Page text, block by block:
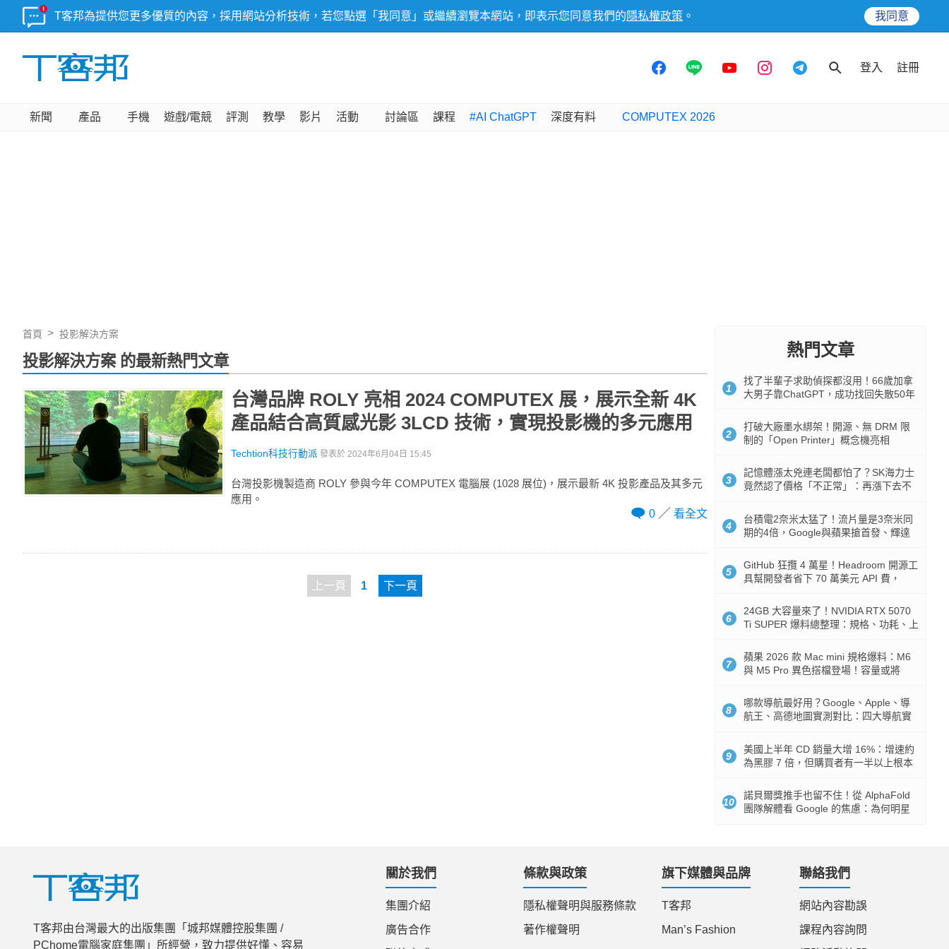
T客邦為提供您更多優質的內容，採用網站分析技術，若您點選「我同意」或繼續瀏覽本網站，即表示您同意我們的 隱私權政策 。 我同意
登入 註冊
新聞 產品 手機 遊戲/電競 評測 教學 影片 活動 討論區 課程 #AI ChatGPT 深度有料 COMPUTEX 2026
首頁 投影解決方案
投影解決方案 的最新熱門文章
台灣品牌 ROLY 亮相 2024 COMPUTEX 展，展示全新 4K
產品結合高質感光影 3LCD 技術，實現投影機的多元應用
Techtion科技行動派 發表於 2024年6月04日 15:45
台灣投影機製造商 ROLY 參與今年 COMPUTEX 電腦展 (1028 展位)，展示最新 4K 投影產品及其多元
應用。
0
看全文
上一頁 1 下一頁
熱門文章
1
找了半輩子求助偵探都沒用！66歲加拿
大男子靠ChatGPT，成功找回失散50年
2
打破大廠墨水綁架！開源、無 DRM 限
制的「Open Printer」概念機亮相
3
記憶體漲太兇連老闆都怕了？SK海力士
竟然認了價格「不正常」：再漲下去不
4
台積電2奈米太猛了！流片量是3奈米同
期的4倍，Google與蘋果搶首發、輝達
5
GitHub 狂攬 4 萬星！Headroom 開源工
具幫開發者省下 70 萬美元 API 費，
6
24GB 大容量來了！NVIDIA RTX 5070
Ti SUPER 爆料總整理：規格、功耗、上
7
蘋果 2026 款 Mac mini 規格爆料：M6
與 M5 Pro 異色搭檔登場！容量或將
8
哪款導航最好用？Google、Apple、導
航王、高德地圖實測對比：四大導航實
9
美國上半年 CD 銷量大增 16%：增速約
為黑膠 7 倍，但購買者有一半以上根本
10
諾貝爾獎推手也留不住！從 AlphaFold
團隊解體看 Google 的焦慮：為何明星
T客邦由台灣最大的出版集團「城邦媒體控股集團 /
PChome電腦家庭集團」所經營，致力提供好懂、容易
關於我們
集團介紹
廣告合作
條款與政策
隱私權聲明與服務條款
著作權聲明
旗下媒體與品牌
T客邦
Man’s Fashion
聯絡我們
網站內容勘誤
課程內容詢問